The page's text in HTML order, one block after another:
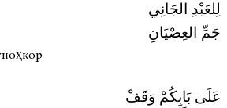
لِلعَبْدِ الجَانِي
جَمِّ العِصْيَانِ
عَلَى بَابِكُمْ وَقَفْ